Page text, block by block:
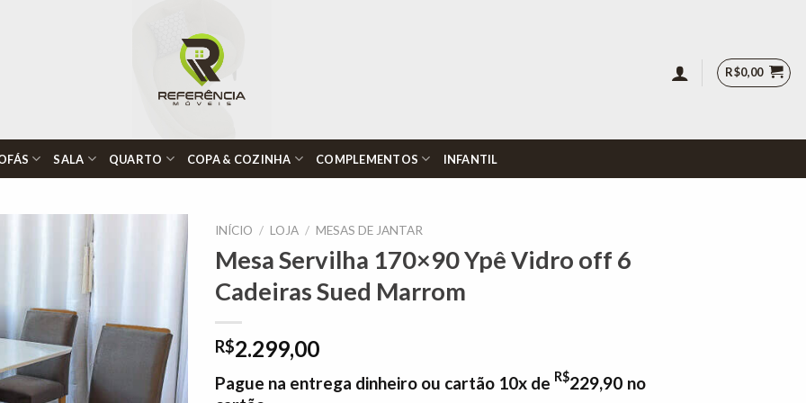
R$0,00
SALA QUARTO COPA & COZINHA COMPLEMENTOS INFANTIL
à lista de
desejos"
INÍCIO / LOJA / MESAS DE JANTAR
Mesa Servilha 170×90 Ypê Vidro off 6
Cadeiras Sued Marrom
R$2.299,00
Pague na entrega dinheiro ou cartão 10x de R$229,90 no